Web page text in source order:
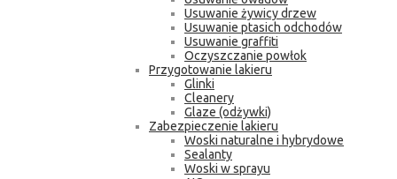
Usuwanie żywicy drzew
Usuwanie ptasich odchodów
Usuwanie graffiti
Oczyszczanie powłok
Przygotowanie lakieru
Glinki
Cleanery
Glaze (odżywki)
Zabezpieczenie lakieru
Woski naturalne i hybrydowe
Sealanty
Woski w sprayu